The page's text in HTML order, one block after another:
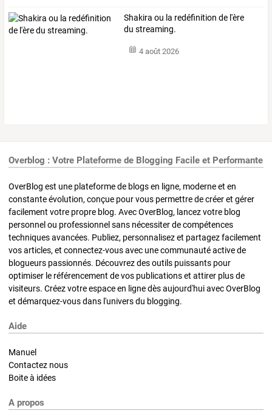
Shakira ou la redéfinition de l'ère
du streaming.
4 août 2026
Overblog : Votre Plateforme de Blogging Facile et Performante
OverBlog est une plateforme de blogs en ligne, moderne et en
constante évolution, conçue pour vous permettre de créer et gérer
facilement votre propre blog. Avec OverBlog, lancez votre blog
personnel ou professionnel sans nécessiter de compétences
techniques avancées. Publiez, personnalisez et partagez facilement
vos articles, et connectez-vous avec une communauté active de
blogueurs passionnés. Découvrez des outils puissants pour
optimiser le référencement de vos publications et attirer plus de
visiteurs. Créez votre espace en ligne dès aujourd'hui avec OverBlog
et démarquez-vous dans l'univers du blogging.
Aide
Manuel
Contactez nous
Boite à idées
A propos